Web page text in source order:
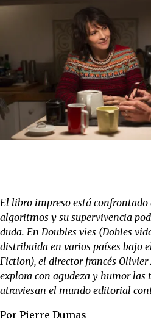
El libro impreso está confrontado
algoritmos y su supervivencia
duda. En Doubles vies (Dobles
distribuida en varios países bajo
Fiction), el director francés Olivier
explora con agudeza y humor las
atraviesan el mundo editorial
Por Pierre Dumas